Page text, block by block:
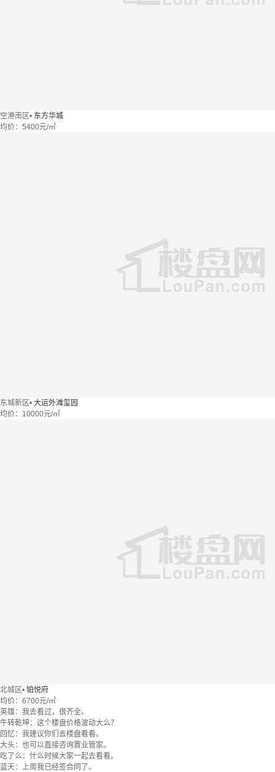
空港南区• 东方华城
均价： 5400元/㎡
东城新区• 大运外滩玺园
均价： 10000元/㎡
北城区• 铂悦府
均价： 6700元/㎡
英雄：我去看过，很齐全。
牛转乾坤：这个楼盘价格波动大么？
回忆：我建议你们去楼盘看看。
大头：也可以直接咨询置业管家。
吃了么：什么时候大家一起去看看。
蓝天：上周我已经签合同了。